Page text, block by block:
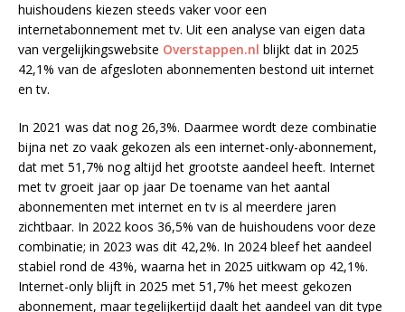
huishoudens kiezen steeds vaker voor een
internetabonnement met tv. Uit een analyse van eigen data
van vergelijkingswebsite Overstappen.nl blijkt dat in 2025
42,1% van de afgesloten abonnementen bestond uit internet
en tv.
In 2021 was dat nog 26,3%. Daarmee wordt deze combinatie
bijna net zo vaak gekozen als een internet-only-abonnement,
dat met 51,7% nog altijd het grootste aandeel heeft. Internet
met tv groeit jaar op jaar De toename van het aantal
abonnementen met internet en tv is al meerdere jaren
zichtbaar. In 2022 koos 36,5% van de huishoudens voor deze
combinatie; in 2023 was dit 42,2%. In 2024 bleef het aandeel
stabiel rond de 43%, waarna het in 2025 uitkwam op 42,1%.
Internet-only blijft in 2025 met 51,7% het meest gekozen
abonnement, maar tegelijkertijd daalt het aandeel van dit type